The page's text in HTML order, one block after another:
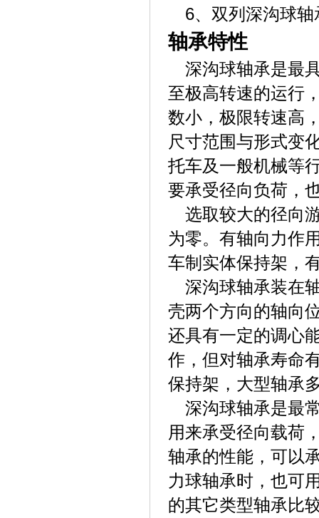
6、双列深沟球轴
轴承特性
深沟球轴承是最
至极高转速的运行
数小，极限转速高
尺寸范围与形式变
托车及一般机械等
要承受径向负荷，
选取较大的径向
为零。有轴向力作
车制实体保持架，
深沟球轴承装在
壳两个方向的轴向
还具有一定的调心
作，但对轴承寿命
保持架，大型轴承
深沟球轴承是最
用来承受径向载荷
轴承的性能，可以
力球轴承时，也可
的其它类型轴承比